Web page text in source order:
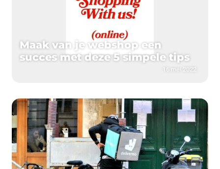
Maak van je webshop een
succes met deze 5 simpele tips
16 mei 2022